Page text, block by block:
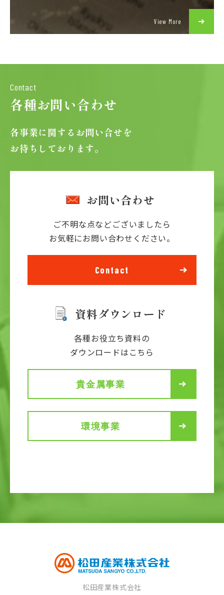
View More
Contact
各種お問い合わせ
各事業に関するお問い合せを
お待ちしております。
お問い合わせ
ご不明な点などございましたら
お気軽にお問い合わせください。
Contact
資料ダウンロード
各種お役立ち資料の
ダウンロードはこちら
貴金属事業
環境事業
松田産業株式会社